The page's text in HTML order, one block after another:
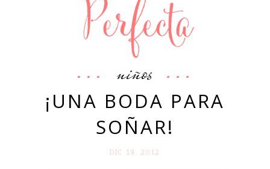
niños
¡UNA BODA PARA
SOÑAR!
DIC 19. 2012